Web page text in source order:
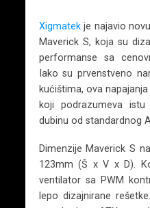
Xigmatekje najavio
Maverick S, koja su
performanse sa
Iako su prvenstveno
kućištima, ova
koji podrazumeva
dubinu od standardnog
Dimenzije Maverick S
123mm (Š x V x D).
ventilator sa PWM
lepo dizajnirane